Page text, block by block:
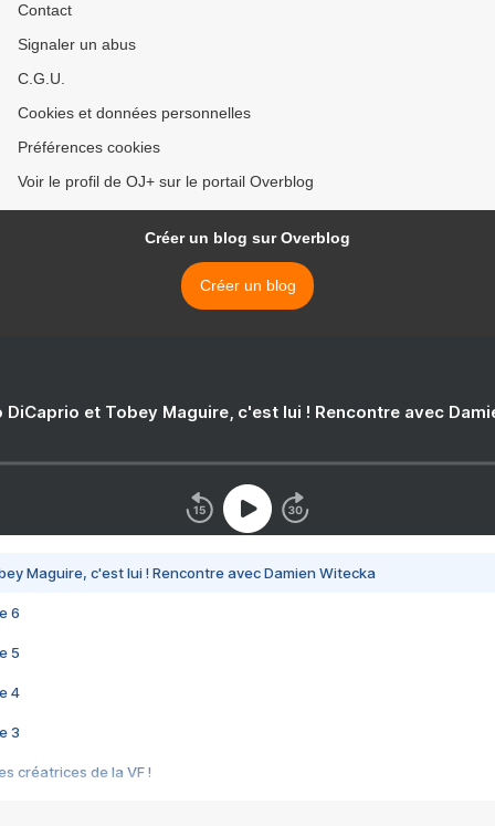
Contact
Signaler un abus
C.G.U.
Cookies et données personnelles
Préférences cookies
Voir le profil de OJ+ sur le portail Overblog
Créer un blog sur Overblog
Créer un blog
DiCaprio et Tobey Maguire, c'est lui ! Rencontre avec
Maguire, c'est lui ! Rencontre avec Damien Witecka
6
5
4
3
créatrices de la VF !